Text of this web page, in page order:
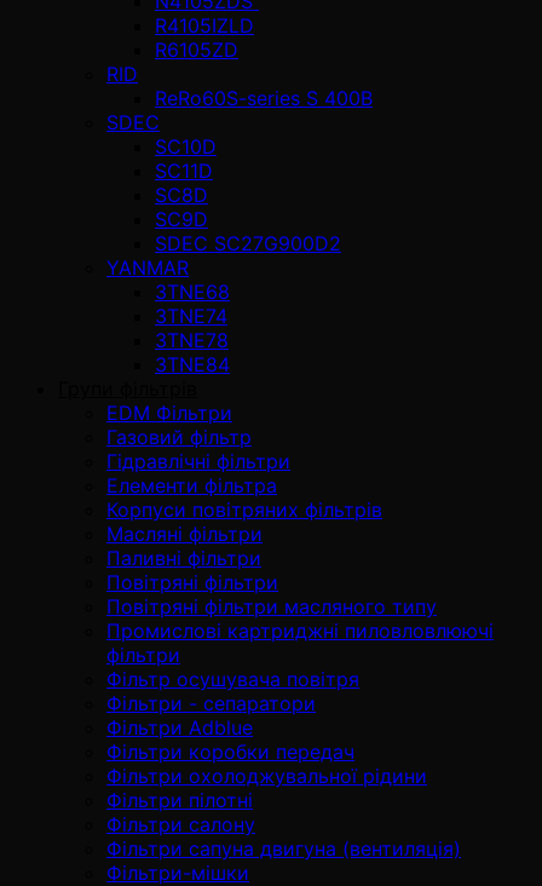
R4105IZLD
R6105ZD
RID
ReRo60S-series S 400В
SDEC
SC10D
SC11D
SC8D
SC9D
SDEC SC27G900D2
YANMAR
3TNE68
3TNE74
3TNE78
3TNE84
EDM Фільтри
Газовий фільтр
Гідравлічні фільтри
Елементи фільтра
Корпуси повітряних фільтрів
Масляні фільтри
Паливні фільтри
Повітряні фільтри
Повітряні фільтри масляного типу
Промислові картриджні пиловловлюючі
фільтри
Фільтр осушувача повітря
Фільтри - сепаратори
Фільтри Adblue
Фільтри коробки передач
Фільтри охолоджувальної рідини
Фільтри пілотні
Фільтри салону
Фільтри сапуна двигуна (вентиляція)
Фільтри-мішки